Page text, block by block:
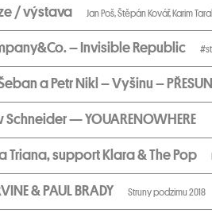
/ výstava Jan Poš, Štěpán Kovář, Karim
– Invisible Republic
a Petr Nikl – Vyšinu –
— YOUARENOWHERE
Triana, support Klara & The Pop
& PAUL BRADY Struny podzimu 2018